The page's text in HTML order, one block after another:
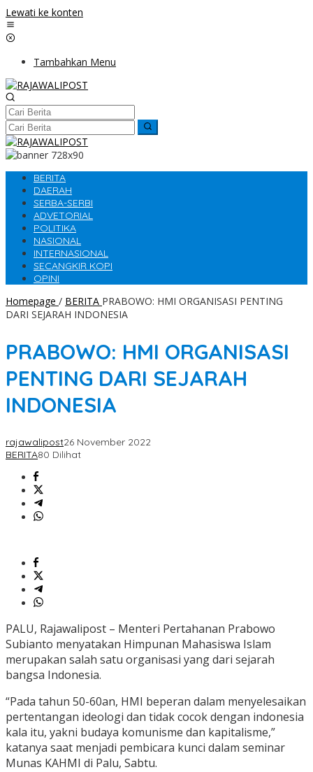
Lewati ke konten
Tambahkan Menu
BERITA
DAERAH
SERBA-SERBI
ADVETORIAL
POLITIKA
NASIONAL
INTERNASIONAL
SECANGKIR KOPI
OPINI
Homepage / BERITA PRABOWO: HMI ORGANISASI PENTING
DARI SEJARAH INDONESIA
PRABOWO: HMI ORGANISASI
PENTING DARI SEJARAH
INDONESIA
rajawalipost26 November 2022
BERITA80 Dilihat
PALU, Rajawalipost – Menteri Pertahanan Prabowo
Subianto menyatakan Himpunan Mahasiswa Islam
merupakan salah satu organisasi yang dari sejarah
bangsa Indonesia.
“Pada tahun 50-60an, HMI beperan dalam menyelesaikan
pertentangan ideologi dan tidak cocok dengan indonesia
kala itu, yakni budaya komunisme dan kapitalisme,”
katanya saat menjadi pembicara kunci dalam seminar
Munas KAHMI di Palu, Sabtu.